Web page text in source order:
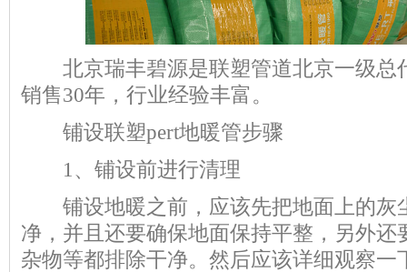
北京瑞丰碧源是联塑管道北京一级总
销售30年，行业经验丰富。
铺设联塑pert地暖管步骤
1、铺设前进行清理
铺设地暖之前，应该先把地面上的灰
净，并且还要确保地面保持平整，另外还
杂物等都排除干净。然后应该详细观察一